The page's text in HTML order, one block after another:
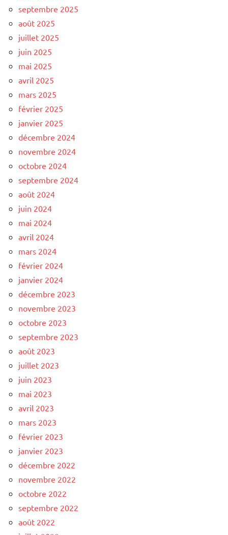
septembre 2025
août 2025
juillet 2025
juin 2025
mai 2025
avril 2025
mars 2025
février 2025
janvier 2025
décembre 2024
novembre 2024
octobre 2024
septembre 2024
août 2024
juin 2024
mai 2024
avril 2024
mars 2024
février 2024
janvier 2024
décembre 2023
novembre 2023
octobre 2023
septembre 2023
août 2023
juillet 2023
juin 2023
mai 2023
avril 2023
mars 2023
février 2023
janvier 2023
décembre 2022
novembre 2022
octobre 2022
septembre 2022
août 2022